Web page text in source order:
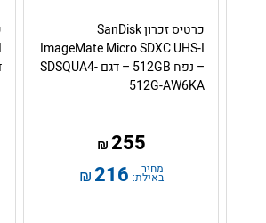
כרטיס זכרון SanDisk
ImageMate Micro SDXC UHS-I
– נפח 512GB – דגם SDSQUA4-
512G-AW6KA
255
₪
מחיר
באילת: 216
₪